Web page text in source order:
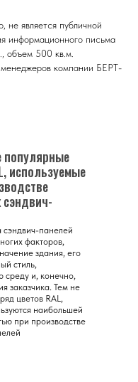
является публичной
информационного письма
объем 500 кв.м.
компании БЕРТ-
сэндвич-панелей
факторов,
здания, его
стиль,
и, конечно,
заказчика. Тем не
цветов RAL,
наибольшей
при производстве
популярные
используемые
сэндвич-